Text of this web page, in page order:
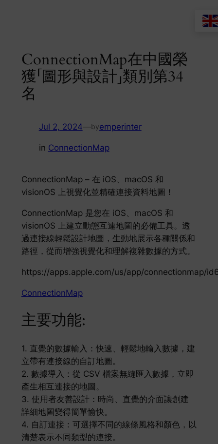
ConnectionMap在中國榮
獲「圖形與設計」類別第34
名
Jul 2, 2024—byemperinter
in ConnectionMap
ConnectionMap – 在 iOS、macOS 和
visionOS 上視覺化並精確連接資料地圖！
ConnectionMap 是您在 iOS、macOS 和
visionOS 上建立動態互連地圖的必備工具。透
過連接線輕鬆設計地圖，生動地展示各種關係和
路徑，從而增強視覺化和理解複雜數據的方式。
https://apps.apple.com/us/app/connectionmap/
ConnectionMap
主要功能:
1. 直覺的數據輸入：快速、輕鬆地輸入數據，建
立帶有連接線的自訂地圖。
2. 數據導入：從 CSV 檔案無縫匯入數據，立即
產生相互連接的地圖。
3. 使用者友善設計：時尚、直覺的介面讓創建
詳細地圖變得簡單愉快。
4. 自訂連接：可選擇不同的線條風格和顏色，以
清楚表示不同類型的連接。